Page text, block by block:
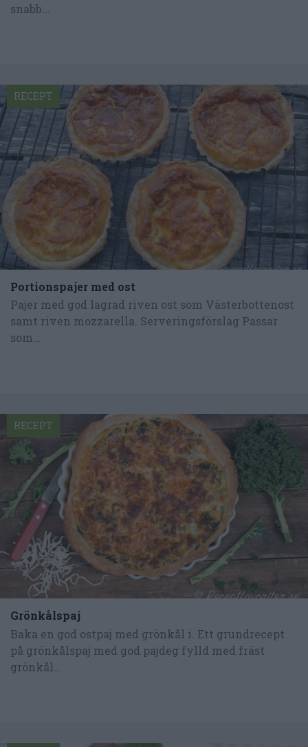
snabb...
Portionspajer med ost
Pajer med god lagrad riven ost som Västerbottenost
samt riven mozzarella. Serveringsförslag Passar
som...
RECEPT
Grönkålspaj
Baka en god ostpaj med grönkål i. Ett grundrecept
på grönkålspaj med god pajdeg fylld med fräst
grönkål...
RECEPT